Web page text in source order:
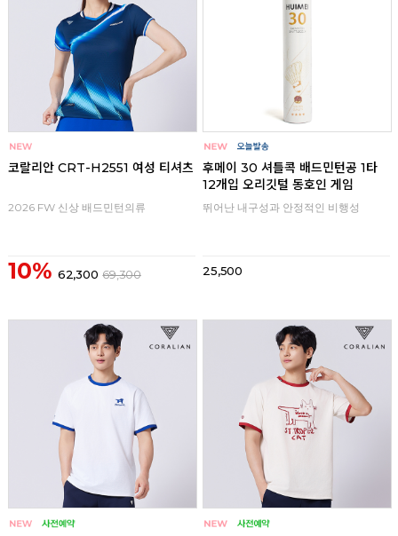
코랄리안 CRT-H2551 여성 티셔츠
2026 FW 신상 배드민턴의류
10% 62,300 69,300
후메이 30 셔틀콕 배드민턴공 1타
12개입 오리깃털 동호인 게임
뛰어난 내구성과 안정적인 비행성
25,500